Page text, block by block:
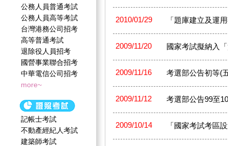
公務人員普通考試
公務人員高等考試
台灣港務公司招考
高等普通考試
退除役人員招考
國營事業聯合招考
中華電信公司招考
more~
記帳士考試
不動產經紀人考試
建築師考試
2010/01/29 「題庫建立及運
2009/11/20 國家考試擬納入
2009/11/16 考選部公告初等(
2009/11/12 考選部公告99至
2009/10/14 「國家考試考區